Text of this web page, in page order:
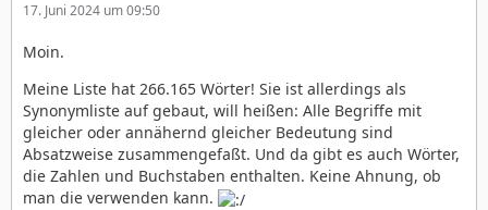
17. Juni 2024 um 09:50
Moin.
Meine Liste hat 266.165 Wörter! Sie ist allerdings als
Synonymliste auf gebaut, will heißen: Alle Begriffe mit
gleicher oder annähernd gleicher Bedeutung sind
Absatzweise zusammengefaßt. Und da gibt es auch Wörter,
die Zahlen und Buchstaben enthalten. Keine Ahnung, ob
man die verwenden kann.